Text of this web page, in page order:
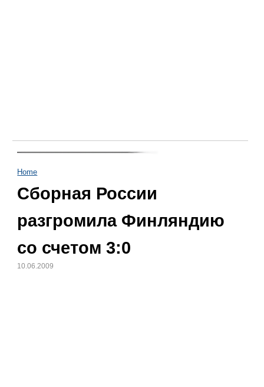
Home
Сборная России
разгромила Финляндию
со счетом 3:0
10.06.2009